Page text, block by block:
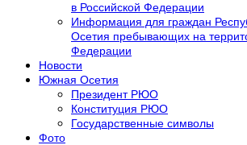
в Российской Федерации
Информация для граждан
Осетия пребывающих на
Федерации
Новости
Южная Осетия
Президент РЮО
Конституция РЮО
Государственные символы
Фото